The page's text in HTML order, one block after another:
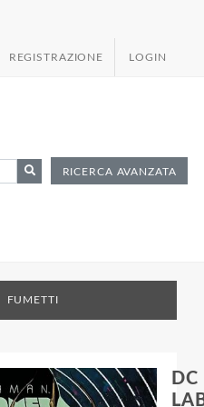
REGISTRAZIONE LOGIN
RICERCA AVANZATA
FUMETTI